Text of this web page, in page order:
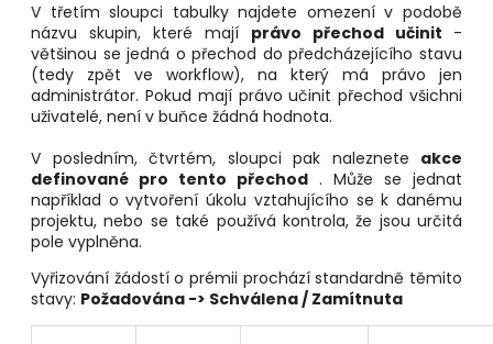
V třetím sloupci tabulky najdete omezení v podobě
názvu skupin, které mají právo přechod učinit -
většinou se jedná o přechod do předcházejícího stavu
(tedy zpět ve workflow), na který má právo jen
administrátor. Pokud mají právo učinit přechod všichni
uživatelé, není v buňce žádná hodnota.
V posledním, čtvrtém, sloupci pak naleznete akce
definované pro tento přechod . Může se jednat
například o vytvoření úkolu vztahujícího se k danému
projektu, nebo se také používá kontrola, že jsou určitá
pole vyplněna.
Vyřizování žádostí o prémii prochází standardně těmito
stavy: Požadována -> Schválena / Zamítnuta